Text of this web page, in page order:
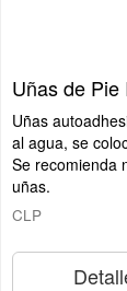
Uñas de Pie
Uñas
al agua, se
Se recomienda
uñas.
CLP